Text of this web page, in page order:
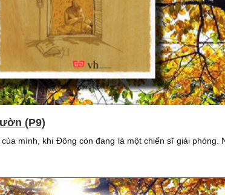
(P9)
mình, khi Đông còn đang là một chiến sĩ giải phóng.